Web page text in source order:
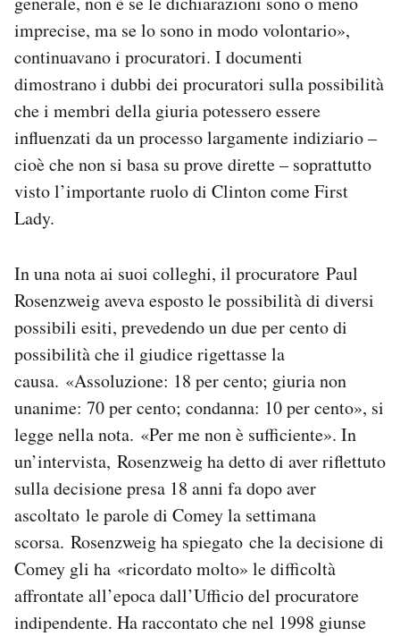
imprecise, ma se lo sono in modo volontario»,
continuavano i procuratori. I documenti
dimostrano i dubbi dei procuratori sulla possibilità
che i membri della giuria potessero essere
influenzati da un processo largamente indiziario –
cioè che non si basa su prove dirette – soprattutto
visto l’importante ruolo di Clinton come First
Lady.
In una nota ai suoi colleghi, il procuratore Paul
Rosenzweig aveva esposto le possibilità di diversi
possibili esiti, prevedendo un due per cento di
possibilità che il giudice rigettasse la
causa. «Assoluzione: 18 per cento; giuria non
unanime: 70 per cento; condanna: 10 per cento», si
legge nella nota. «Per me non è sufficiente». In
un’intervista, Rosenzweig ha detto di aver riflettuto
sulla decisione presa 18 anni fa dopo aver
ascoltato le parole di Comey la settimana
scorsa. Rosenzweig ha spiegato che la decisione di
Comey gli ha «ricordato molto» le difficoltà
affrontate all’epoca dall’Ufficio del procuratore
indipendente. Ha raccontato che nel 1998 giunse